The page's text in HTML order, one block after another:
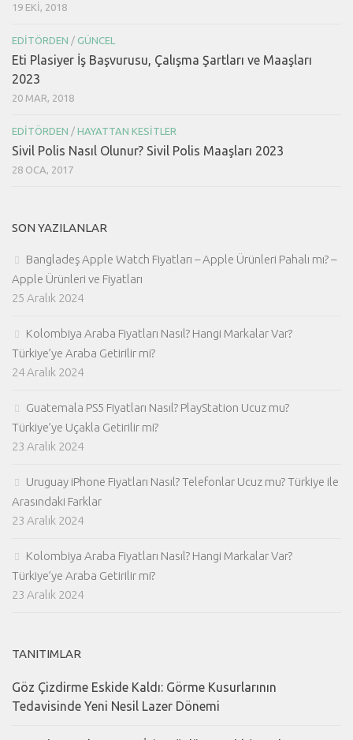
19 EKI, 2018
EDITÖRDEN / GÜNCEL
Eti Plasiyer İş Başvurusu, Çalışma Şartları ve Maaşları
2023
20 MAR, 2018
EDITÖRDEN / HAYATTAN KESITLER
Sivil Polis Nasıl Olunur? Sivil Polis Maaşları 2023
28 OCA, 2017
SON YAZILANLAR
Bangladeş Apple Watch Fiyatları – Apple Ürünleri Pahalı mı? –
Apple Ürünleri ve Fiyatları
25 Aralık 2024
Kolombiya Araba Fiyatları Nasıl? Hangi Markalar Var?
Türkiye’ye Araba Getirilir mi?
24 Aralık 2024
Guatemala PS5 Fiyatları Nasıl? PlayStation Ucuz mu?
Türkiye’ye Uçakla Getirilir mi?
23 Aralık 2024
Uruguay iPhone Fiyatları Nasıl? Telefonlar Ucuz mu? Türkiye ile
Arasındaki Farklar
23 Aralık 2024
Kolombiya Araba Fiyatları Nasıl? Hangi Markalar Var?
Türkiye’ye Araba Getirilir mi?
23 Aralık 2024
TANITIMLAR
Göz Çizdirme Eskide Kaldı: Görme Kusurlarının
Tedavisinde Yeni Nesil Lazer Dönemi